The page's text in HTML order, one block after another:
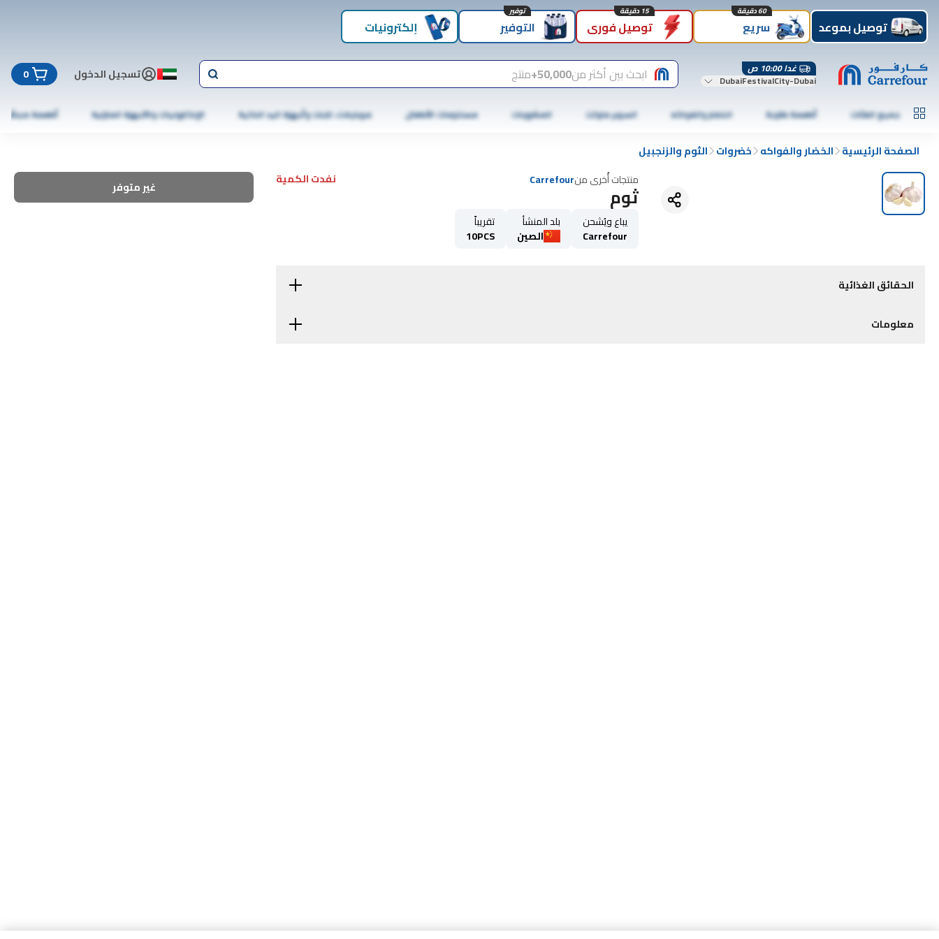
توصيل بموعد سريع
60 دقيقة
توصيل فوري
15 دقيقة
التوفير
توفير
إلكترونيات
غدا 10:00 ص
DubaiFestivalCity-Dubai ابحث بين أكثر من50,000+ منتج تسجيل الدخول 0
جميع الفئات أطعمة طازجة الخضار والفواكه السوبر ماركت المشروبات مستلزمات الأطفال موبايلات، تابلت وأجهزة اليد الذكية الإلكترونيات والأجهزة المنزلية أطعمة مجمّدة
الصفحة الرئيسية الخضار والفواكه خضروات الثوم والزنجبيل
منتجات أُخرى منCarrefour نفدت الكمية
ثوم
يباع ويُشحن
Carrefour
بلد المنشأ
الصين
تقريباً
10PCS
غير متوفر
الحقائق الغذائية
معلومات